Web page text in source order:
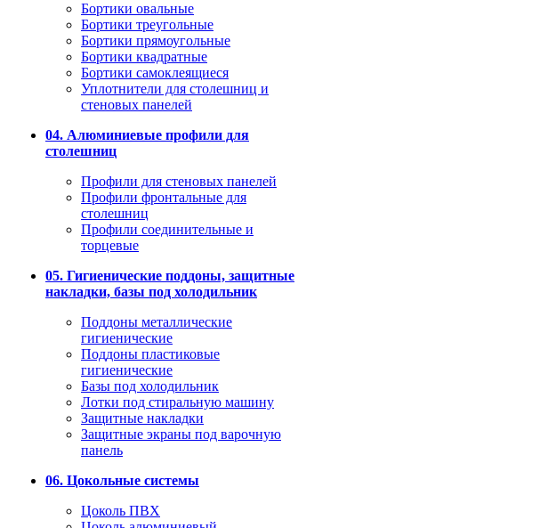
Бортики овальные
Бортики треугольные
Бортики прямоугольные
Бортики квадратные
Бортики самоклеящиеся
Уплотнители для столешниц и
стеновых панелей
04. Алюминиевые профили для
столешниц
Профили для стеновых панелей
Профили фронтальные для
столешниц
Профили соединительные и
торцевые
05. Гигиенические поддоны, защитные
накладки, базы под холодильник
Поддоны металлические
гигиенические
Поддоны пластиковые
гигиенические
Базы под холодильник
Лотки под стиральную машину
Защитные накладки
Защитные экраны под варочную
панель
06. Цокольные системы
Цоколь ПВХ